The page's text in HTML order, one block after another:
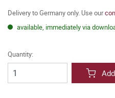
Delivery to Germany only. Use our
available, immediately via
Quantity: